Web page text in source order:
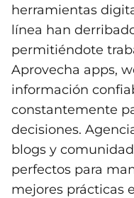
herramientas
línea han
permitiéndote
Aprovecha apps,
información
constantemente
decisiones.
blogs y
perfectos para
mejores prácticas